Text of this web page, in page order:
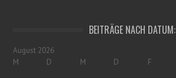
BEITRÄGE NACH DATUM:
August 2026
M
D M D F